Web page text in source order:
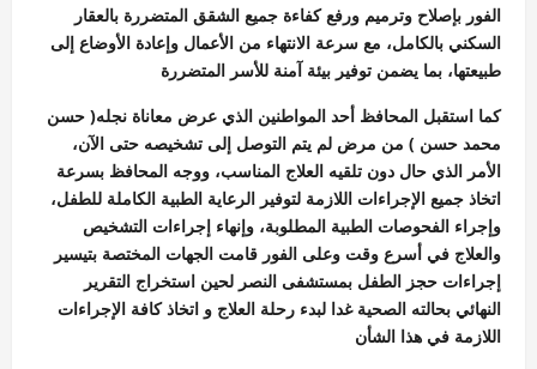
الفور بإصلاح وترميم ورفع كفاءة جميع الشقق المتضررة بالعقار
السكني بالكامل، مع سرعة الانتهاء من الأعمال وإعادة الأوضاع إلى
طبيعتها، بما يضمن توفير بيئة آمنة للأسر المتضررة
كما استقبل المحافظ أحد المواطنين الذي عرض معاناة نجله( حسن
محمد حسن ) من مرض لم يتم التوصل إلى تشخيصه حتى الآن،
الأمر الذي حال دون تلقيه العلاج المناسب، ووجه المحافظ بسرعة
اتخاذ جميع الإجراءات اللازمة لتوفير الرعاية الطبية الكاملة للطفل،
وإجراء الفحوصات الطبية المطلوبة، وإنهاء إجراءات التشخيص
والعلاج في أسرع وقت وعلى الفور قامت الجهات المختصة بتيسير
إجراءات حجز الطفل بمستشفى النصر لحين استخراج التقرير
النهائي بحالته الصحية غدا لبدء رحلة العلاج و اتخاذ كافة الإجراءات
اللازمة في هذا الشأن